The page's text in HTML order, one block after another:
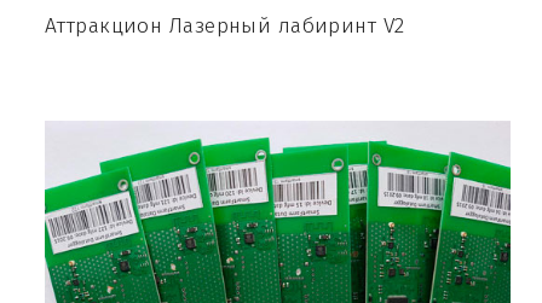
Аттракцион Лазерный лабиринт V2